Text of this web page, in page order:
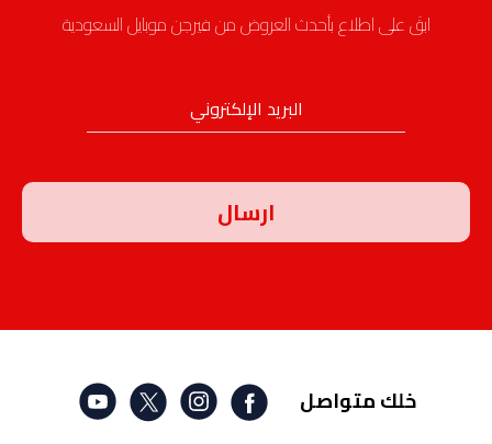
ابقَ على اطلاع بأحدث العروض من فيرجن موبايل السعودية
البريد الإلكتروني
خلك متواصل